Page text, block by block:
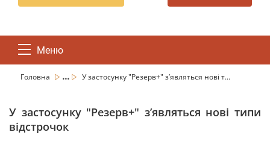
Меню
Головна ... У застосунку "Резерв+" зʼявляться нові т...
У застосунку "Резерв+" зʼявляться нові типи
відстрочок